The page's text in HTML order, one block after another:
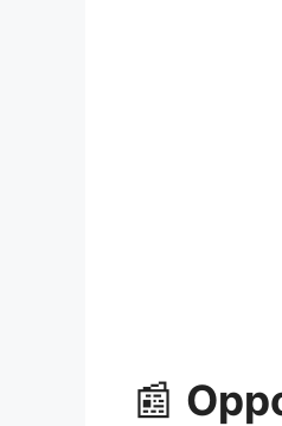
📰